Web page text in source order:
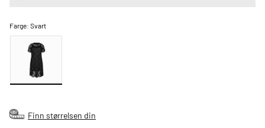
Farge:Svart
Finn størrelsen din